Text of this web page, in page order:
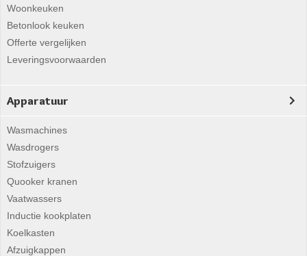
Woonkeuken
Betonlook keuken
Offerte vergelijken
Leveringsvoorwaarden
Apparatuur
Wasmachines
Wasdrogers
Stofzuigers
Quooker kranen
Vaatwassers
Inductie kookplaten
Koelkasten
Afzuigkappen